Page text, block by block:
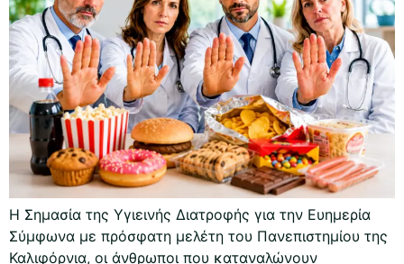
Η Σημασία της Υγιεινής Διατροφής για την Ευημερία
Σύμφωνα με πρόσφατη μελέτη του Πανεπιστημίου της
Καλιφόρνια, οι άνθρωποι που καταναλώνουν